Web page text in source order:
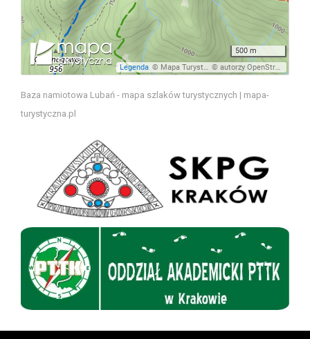
Baza namiotowa Lubań - mapa szlaków turystycznych | mapa-
turystyczna.pl